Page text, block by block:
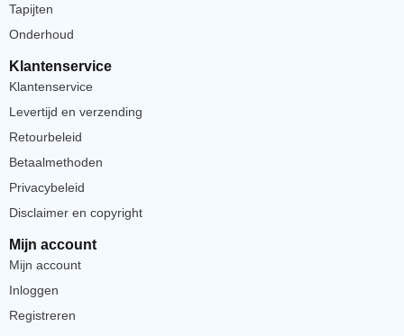
Tapijten
Onderhoud
Klantenservice
Klantenservice
Levertijd en verzending
Retourbeleid
Betaalmethoden
Privacybeleid
Disclaimer en copyright
Mijn account
Mijn account
Inloggen
Registreren